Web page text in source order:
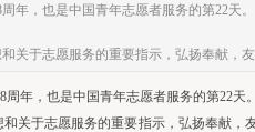
年，也是中国青年志愿者服务的第22天。
关于志愿服务的重要指示，弘扬奉献，友
年，也是中国青年志愿者服务的第22天。
关于志愿服务的重要指示，弘扬奉献，